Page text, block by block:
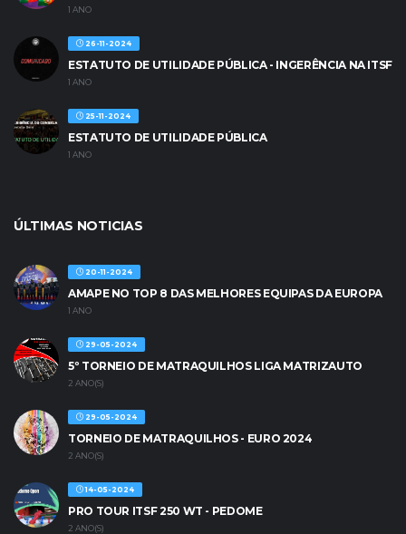
1 ANO
26-11-2024
ESTATUTO DE UTILIDADE PÚBLICA - INGERÊNCIA NA ITSF
1 ANO
25-11-2024
ESTATUTO DE UTILIDADE PÚBLICA
1 ANO
ÚLTIMAS NOTICIAS
20-11-2024
AMAPE NO TOP 8 DAS MELHORES EQUIPAS DA EUROPA
1 ANO
29-05-2024
5º TORNEIO DE MATRAQUILHOS LIGA MATRIZAUTO
2 ANO(S)
29-05-2024
TORNEIO DE MATRAQUILHOS - EURO 2024
2 ANO(S)
14-05-2024
PRO TOUR ITSF 250 WT - PEDOME
2 ANO(S)